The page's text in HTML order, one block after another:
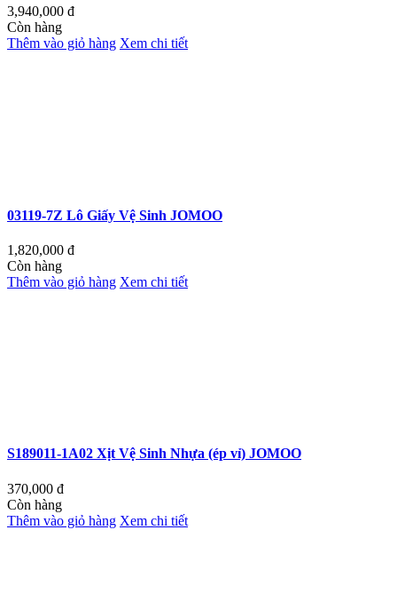
3,940,000 đ
Còn hàng
Thêm vào giỏ hàng Xem chi tiết
03119-7Z Lô Giấy Vệ Sinh JOMOO
1,820,000 đ
Còn hàng
Thêm vào giỏ hàng Xem chi tiết
S189011-1A02 Xịt Vệ Sinh Nhựa (ép vỉ) JOMOO
370,000 đ
Còn hàng
Thêm vào giỏ hàng Xem chi tiết